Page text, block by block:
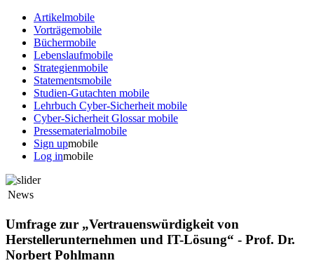
Artikelmobile
Vorträgemobile
Büchermobile
Lebenslaufmobile
Strategienmobile
Statementsmobile
Studien-Gutachten mobile
Lehrbuch Cyber-Sicherheit mobile
Cyber-Sicherheit Glossarmobile
Pressematerialmobile
Sign upmobile
Log inmobile
News
Umfrage zur „Vertrauenswürdigkeit von
Herstellerunternehmen und IT-Lösung“ - Prof. Dr.
Norbert Pohlmann